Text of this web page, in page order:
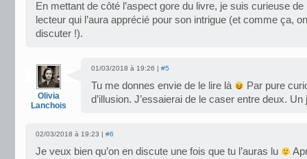
En mettant de côté l’aspect gore du livre, je suis curieuse
lecteur qui l’aura apprécié pour son intrigue (et comme ça,
discuter !).
Olivia
Lanchois
01/03/2018 à 19:26 | #5
Tu me donnes envie de le lire là
Par pure
d’illusion. J’essaierai de le caser entre deux. Un
02/03/2018 à 19:23 | #6
Je veux bien qu’on en discute une fois que tu l’auras lu